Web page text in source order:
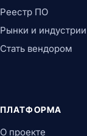
Реестр ПО
Рынки и индустрии
Стать вендором
ПЛАТФОРМА
О проекте